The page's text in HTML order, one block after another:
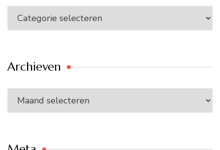
Categorieën
Archieven
Archieven